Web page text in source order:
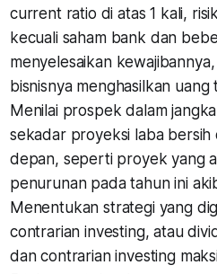
current ratio di atas 1 kali,
kecuali saham bank dan
menyelesaikan
bisnisnya menghasilkan
Menilai prospek dalam
sekadar proyeksi laba bersih
depan, seperti proyek yang
penurunan pada tahun ini
Menentukan strategi yang
contrarian investing, atau
dan contrarian investing